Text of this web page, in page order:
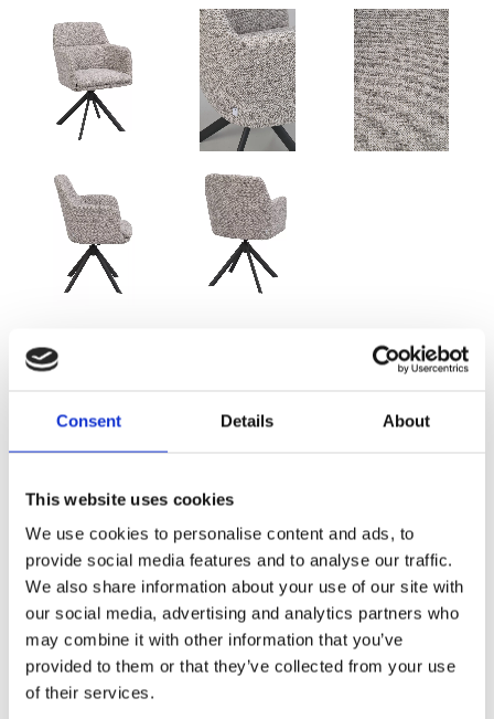
Consent Details About
This website uses cookies
We use cookies to personalise content and ads, to
provide social media features and to analyse our traffic.
We also share information about your use of our site with
our social media, advertising and analytics partners who
may combine it with other information that you’ve
provided to them or that they’ve collected from your use
of their services.
2 905,00
FLER FÄRGER
Välj antal
KÖP Lägg
Lagerstatus I lager 2-10 dagars leveranstid
Artikelnr
123220
Tillverkare